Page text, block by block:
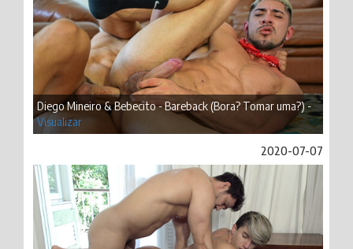
Diego Mineiro & Bebecito - Bareback (Bora? Tomar uma?) -
Visualizar
2020-07-07